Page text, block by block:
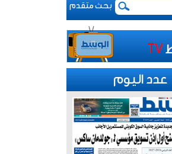
بحث متقدم
السعودية أدوات أكثر مرونة
عدد اليوم